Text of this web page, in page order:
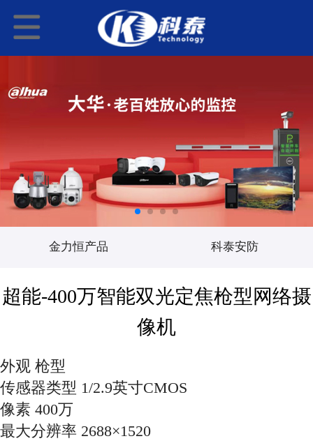
金力恒产品 科泰安防
超能-400万智能双光定焦枪型网络摄
像机
外观 枪型
传感器类型 1/2.9英寸CMOS
像素 400万
最大分辨率 2688×1520